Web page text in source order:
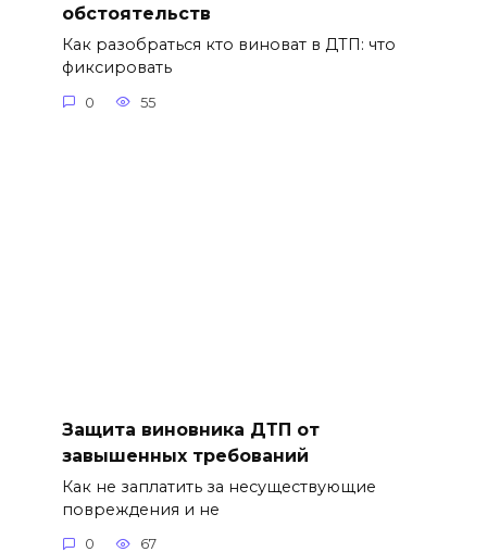
обстоятельств
Как разобраться кто виноват в ДТП: что
фиксировать
0 55
Защита виновника ДТП от
завышенных требований
Как не заплатить за несуществующие
повреждения и не
0 67